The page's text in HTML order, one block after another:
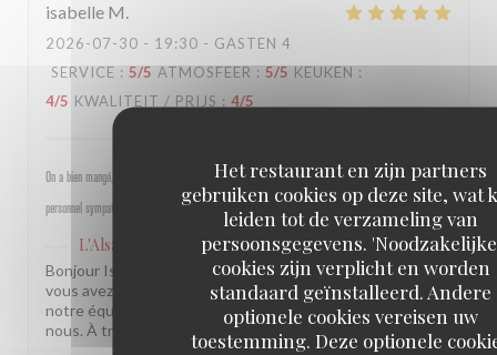
Het restaurant en zijn partners
gebruiken cookies op deze site, wat
leiden tot de verzameling van
persoonsgegevens.
cookies zijn verplicht en worden
standaard geïnstalleerd. Andere
optionele cookies vereisen uw
toestemming. Deze optionele
isabelle M
2026-07-30 - 19:30 - GASTEN 4
SERVICE : 5/5 ATMOSFEER : 5/5 KEUKEN :
4/5 KWALITEIT / PRIJS : 4/5
On a bien mangé, bon rapport qualité prix pour les champs, très bel emplacement, peu d attente,
personnel sympathique et efficace.
L'Alsace
heeft op deze beoordeling gereageerd
Bonjour Isabelle, Merci pour ce beau retour ! Savoir que
vous avez passé un bon moment près des Champs et que
notre équipe a été à la hauteur, c'est une vraie fierté pour
nous. À très bientôt ! L'équipe de L'Alsace